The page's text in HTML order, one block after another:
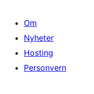
Om
Nyheter
Hosting
Personvern